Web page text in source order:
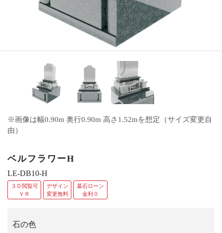
※画像は幅0.90m 奥行0.90m 高さ1.52mを想定（サイズ変更自
由）
ベルフラワーH
LE-DB10-H
３Ｄ閲覧可
ＶＲ
デザイン
変更無料
墓石ローン
金利０
石の色